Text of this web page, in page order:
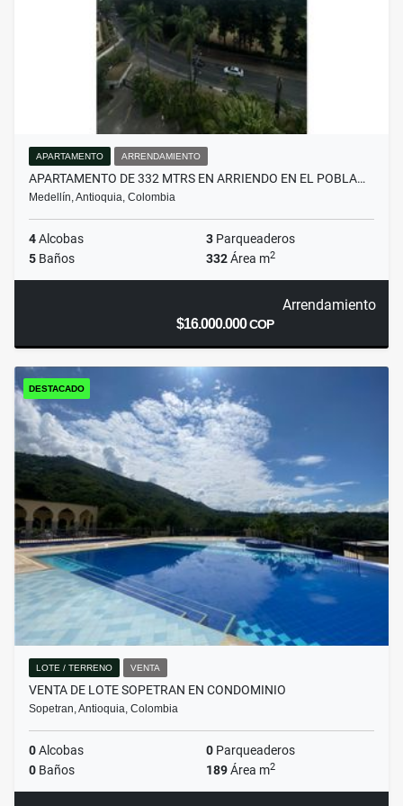
APARTAMENTO ARRENDAMIENTO
APARTAMENTO DE 332 MTRS EN ARRIENDO EN EL POBLA…
Medellín, Antioquia, Colombia
4Alcobas 3 Parqueaderos
5 Baños 332Área m2
Arrendamiento
$16.000.000COP
DESTACADO
LOTE / TERRENO VENTA
VENTA DE LOTE SOPETRAN EN CONDOMINIO
Sopetran, Antioquia, Colombia
0Alcobas 0 Parqueaderos
0 Baños 189Área m2